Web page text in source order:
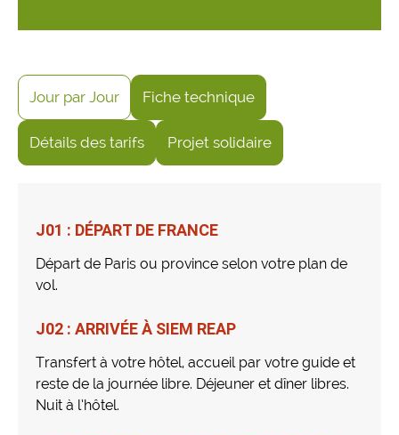
Jour par Jour Fiche technique
Détails des tarifs Projet solidaire
J01 : DÉPART DE FRANCE
Départ de Paris ou province selon votre plan de
vol.
J02 : ARRIVÉE À SIEM REAP
Transfert à votre hôtel, accueil par votre guide et
reste de la journée libre. Déjeuner et dîner libres.
Nuit à l’hôtel.